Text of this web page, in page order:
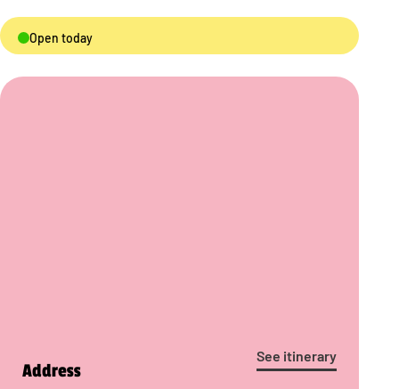
Open today
See itinerary
Address